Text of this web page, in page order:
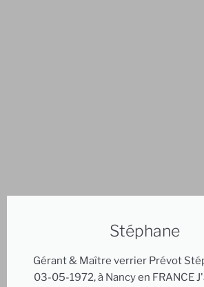
Stéphane
Gérant & Maître verrier Prévot
03-05-1972, à Nancy en FRANCE